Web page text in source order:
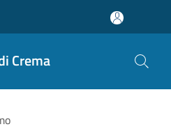
Crema